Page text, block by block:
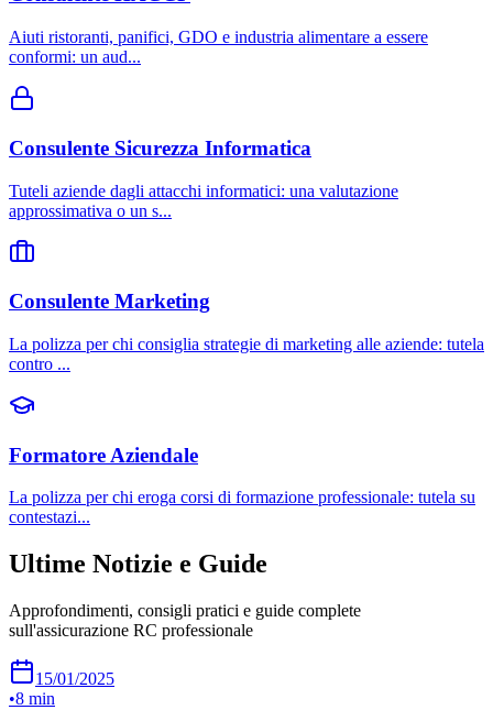
Aiuti ristoranti, panifici, GDO e industria alimentare a essere
conformi: un aud...
Consulente Sicurezza Informatica
Tuteli aziende dagli attacchi informatici: una valutazione
approssimativa o un s...
Consulente Marketing
La polizza per chi consiglia strategie di marketing alle aziende: tutela
contro ...
Formatore Aziendale
La polizza per chi eroga corsi di formazione professionale: tutela su
contestazi...
Ultime Notizie e Guide
Approfondimenti, consigli pratici e guide complete
sull'assicurazione RC professionale
15/01/2025
•8 min